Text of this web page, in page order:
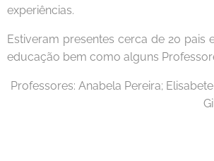
experiências.
Estiveram presentes cerca de 20 pais
educação bem como alguns
Professores: Anabela Pereira;